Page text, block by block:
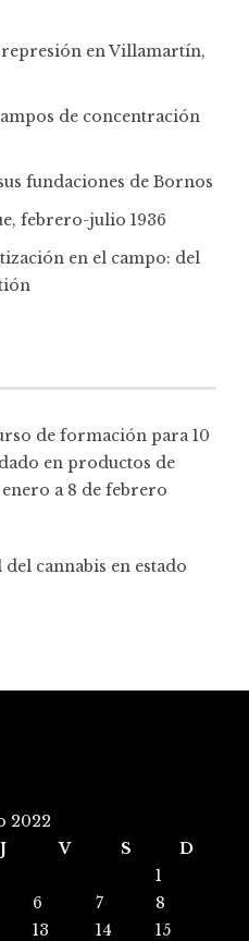
en Villamartín,
de concentración
fundaciones de Bornos
febrero-julio 1936
en el campo: del
de formación para 10
en productos de
a 8 de febrero
cannabis en estado
2022
J V S
D
1
6 7
8
13 14
15